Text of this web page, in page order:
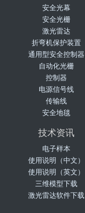
安全光幕
安全光栅
激光雷达
折弯机保护装置
通用型安全控制器
自动化光栅
控制器
电源信号线
传输线
安全地毯
技术资讯
电子样本
使用说明（中文）
使用说明（英文）
三维模型下载
激光雷达软件下载